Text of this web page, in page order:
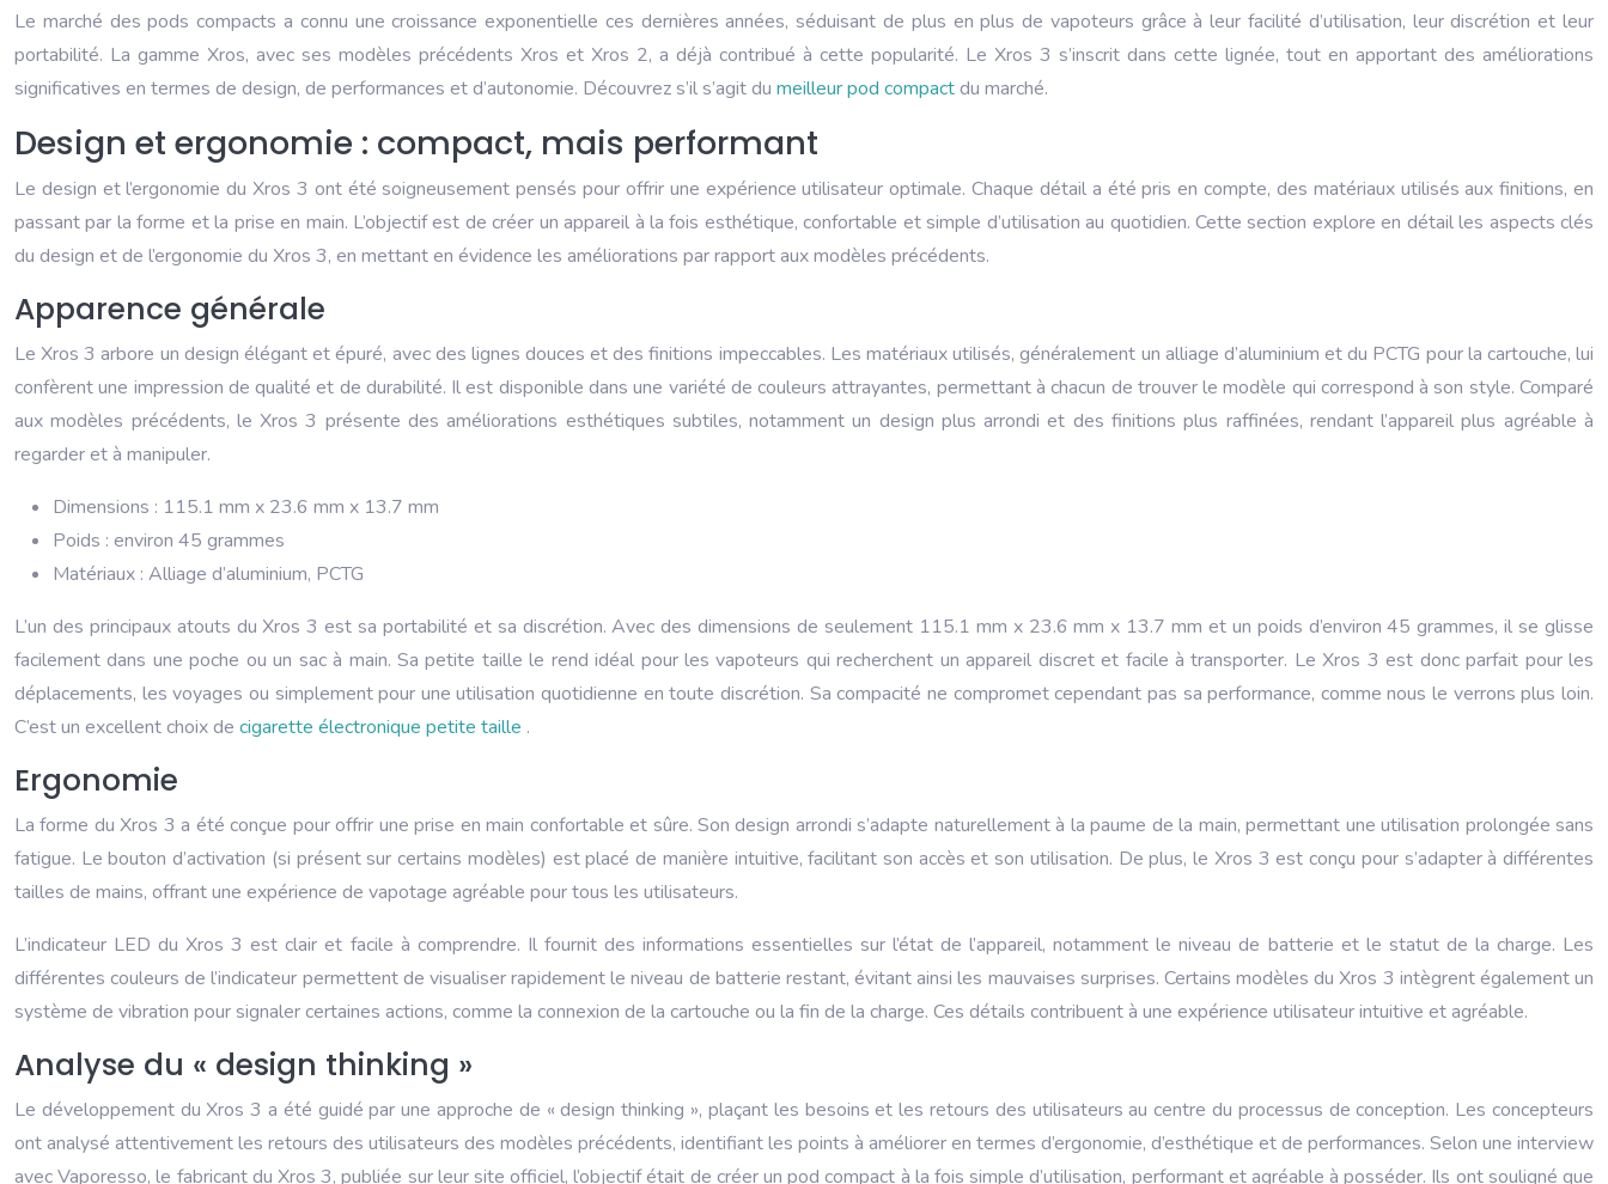
Le marché des pods compacts a connu une croissance exponentielle ces dernières années, séduisant de plus en plus de vapoteurs grâce à leur facilité d’utilisation, leur discrétion et leur
portabilité. La gamme Xros, avec ses modèles précédents Xros et Xros 2, a déjà contribué à cette popularité. Le Xros 3 s’inscrit dans cette lignée, tout en apportant des améliorations
significatives en termes de design, de performances et d’autonomie. Découvrez s’il s’agit du meilleur pod compactdu marché.
Design et ergonomie : compact, mais performant
Le design et l’ergonomie du Xros 3 ont été soigneusement pensés pour offrir une expérience utilisateur optimale. Chaque détail a été pris en compte, des matériaux utilisés aux finitions, en
passant par la forme et la prise en main. L’objectif est de créer un appareil à la fois esthétique, confortable et simple d’utilisation au quotidien. Cette section explore en détail les aspects clés
du design et de l’ergonomie du Xros 3, en mettant en évidence les améliorations par rapport aux modèles précédents.
Apparence générale
Le Xros 3 arbore un design élégant et épuré, avec des lignes douces et des finitions impeccables. Les matériaux utilisés, généralement un alliage d’aluminium et du PCTG pour la cartouche, lui
confèrent une impression de qualité et de durabilité. Il est disponible dans une variété de couleurs attrayantes, permettant à chacun de trouver le modèle qui correspond à son style. Comparé
aux modèles précédents, le Xros 3 présente des améliorations esthétiques subtiles, notamment un design plus arrondi et des finitions plus raffinées, rendant l’appareil plus agréable à
regarder et à manipuler.
Dimensions : 115.1 mm x 23.6 mm x 13.7 mm
Poids : environ 45 grammes
Matériaux : Alliage d’aluminium, PCTG
L’un des principaux atouts du Xros 3 est sa portabilité et sa discrétion. Avec des dimensions de seulement 115.1 mm x 23.6 mm x 13.7 mm et un poids d’environ 45 grammes, il se glisse
facilement dans une poche ou un sac à main. Sa petite taille le rend idéal pour les vapoteurs qui recherchent un appareil discret et facile à transporter. Le Xros 3 est donc parfait pour les
déplacements, les voyages ou simplement pour une utilisation quotidienne en toute discrétion. Sa compacité ne compromet cependant pas sa performance, comme nous le verrons plus loin.
C’est un excellent choix de cigarette électronique petite taille .
Ergonomie
La forme du Xros 3 a été conçue pour offrir une prise en main confortable et sûre. Son design arrondi s’adapte naturellement à la paume de la main, permettant une utilisation prolongée sans
fatigue. Le bouton d’activation (si présent sur certains modèles) est placé de manière intuitive, facilitant son accès et son utilisation. De plus, le Xros 3 est conçu pour s’adapter à différentes
tailles de mains, offrant une expérience de vapotage agréable pour tous les utilisateurs.
L’indicateur LED du Xros 3 est clair et facile à comprendre. Il fournit des informations essentielles sur l’état de l’appareil, notamment le niveau de batterie et le statut de la charge. Les
différentes couleurs de l’indicateur permettent de visualiser rapidement le niveau de batterie restant, évitant ainsi les mauvaises surprises. Certains modèles du Xros 3 intègrent également un
système de vibration pour signaler certaines actions, comme la connexion de la cartouche ou la fin de la charge. Ces détails contribuent à une expérience utilisateur intuitive et agréable.
Analyse du « design thinking »
Le développement du Xros 3 a été guidé par une approche de « design thinking », plaçant les besoins et les retours des utilisateurs au centre du processus de conception. Les concepteurs
ont analysé attentivement les retours des utilisateurs des modèles précédents, identifiant les points à améliorer en termes d’ergonomie, d’esthétique et de performances. Selon une interview
avec Vaporesso, le fabricant du Xros 3, publiée sur leur site officiel, l’objectif était de créer un pod compact à la fois simple d’utilisation, performant et agréable à posséder. Ils ont souligné que